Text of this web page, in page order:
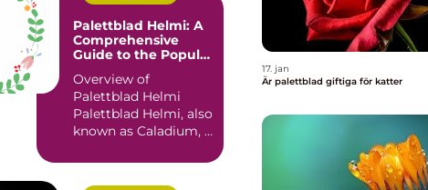
Palettblad Helmi: A
Comprehensive
Guide to the Popular
Overview of
Palettblad Helmi
Palettblad Helmi, also
known as Caladium, is
that...
17. jan
Är palettblad giftiga för katter